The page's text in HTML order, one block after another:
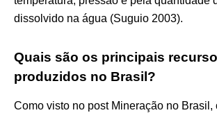
dissolvido na água (Suguio 2003).
Quais são os principais
produzidos no Brasil?
Como visto no post Mineração no Brasil,